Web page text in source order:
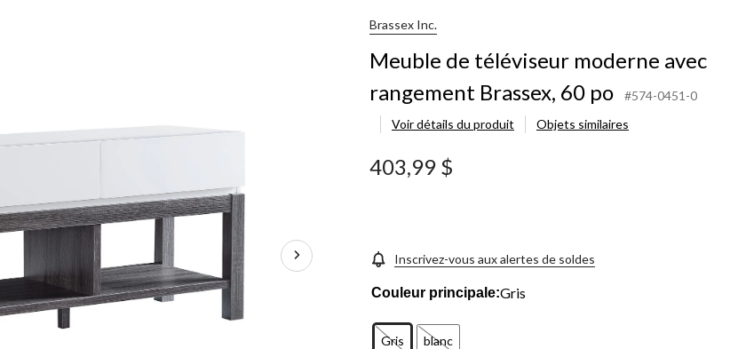
Brassex Inc.
Meuble de téléviseur moderne avec
rangement Brassex, 60 po
#574-0451-0
Voir détails du produit
Objets similaires
403,99 $
Inscrivez-vous aux alertes de soldes
Couleur principale:Gris
Gris blanc